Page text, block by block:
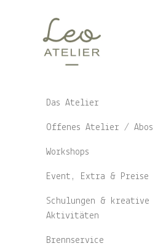
Das Atelier
Offenes Atelier / Abos
Workshops
Event, Extra & Preise
Schulungen & kreative
Aktivitäten
Brennservice
Zurück zu den
LOOSE WATERCOLOR I: